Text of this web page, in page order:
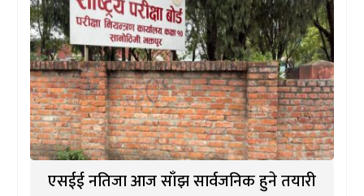
एसईई नतिजा आज साँझ सार्वजनिक हुने तयारी